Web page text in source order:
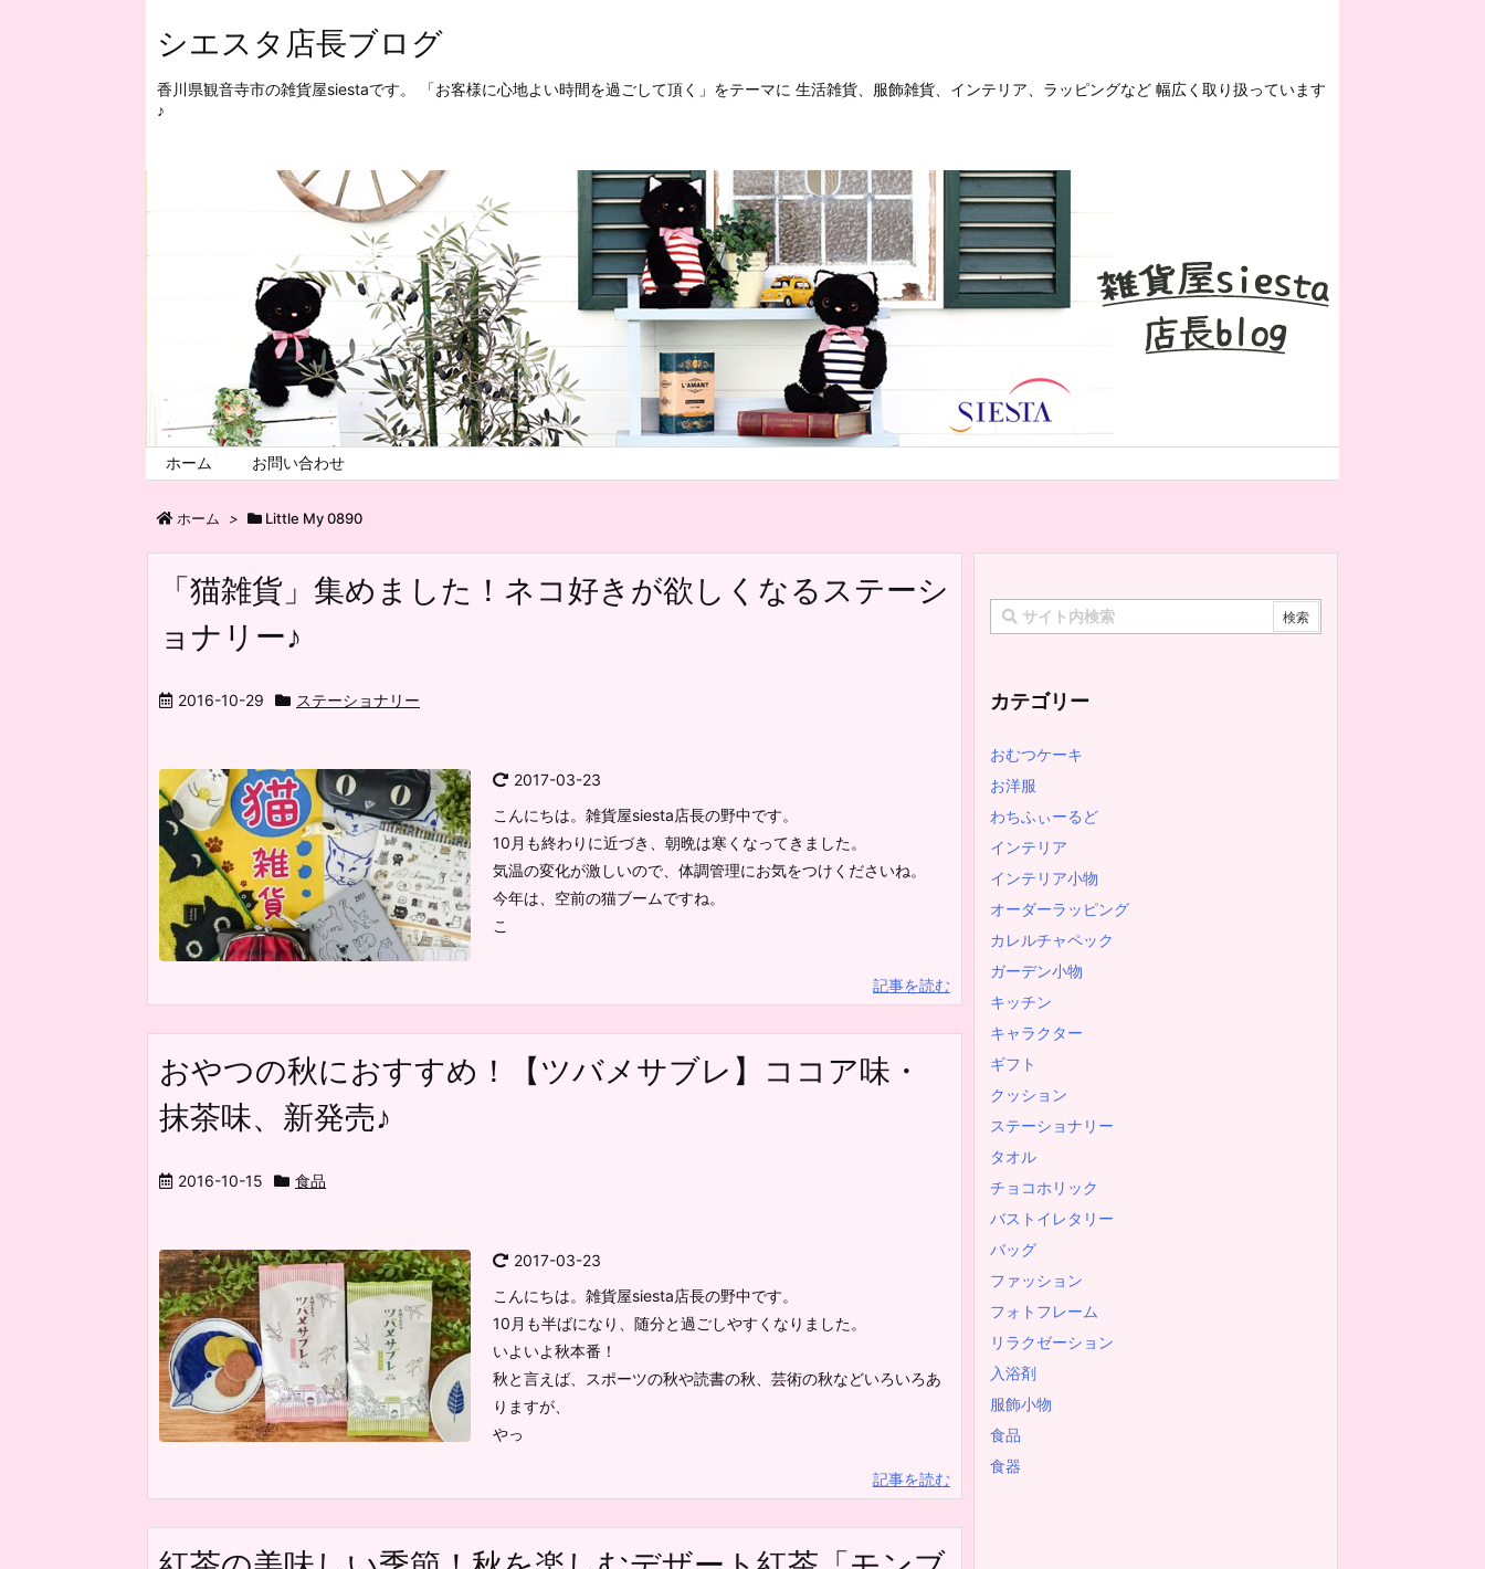
シエスタ店長ブログ
香川県観音寺市の雑貨屋siestaです。 「お客様に心地よい時間を過ごして頂く」をテーマに 生活雑貨、服飾雑貨、インテリア、ラッピングなど 幅広く取り扱っています
♪
ホーム お問い合わせ
ホーム > Little My 0890
「猫雑貨」集めました！ネコ好きが欲しくなるステーシ
ョナリー♪
2016-10-29 ステーショナリー
2017-03-23
こんにちは。雑貨屋siesta店長の野中です。
10月も終わりに近づき、朝晩は寒くなってきました。
気温の変化が激しいので、体調管理にお気をつけくださいね。
今年は、空前の猫ブームですね。
こ
記事を読む
おやつの秋におすすめ！【ツバメサブレ】ココア味・
抹茶味、新発売♪
2016-10-15 食品
2017-03-23
こんにちは。雑貨屋siesta店長の野中です。
10月も半ばになり、随分と過ごしやすくなりました。
いよいよ秋本番！
秋と言えば、スポーツの秋や読書の秋、芸術の秋などいろいろあ
りますが、
やっ
記事を読む
カテゴリー
おむつケーキ
お洋服
わちふぃーるど
インテリア
インテリア小物
オーダーラッピング
カレルチャペック
ガーデン小物
キッチン
キャラクター
ギフト
クッション
ステーショナリー
タオル
チョコホリック
バストイレタリー
バッグ
ファッション
フォトフレーム
リラクゼーション
入浴剤
服飾小物
食品
食器